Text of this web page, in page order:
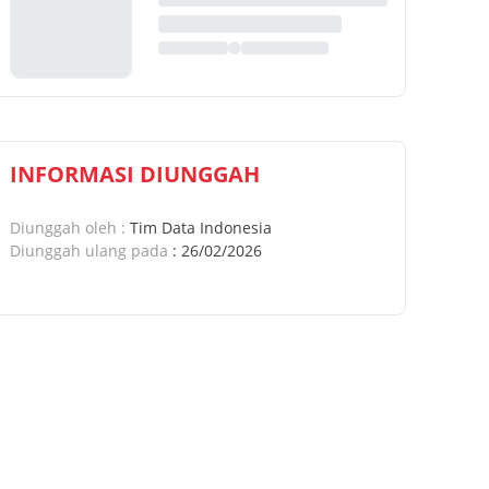
INFORMASI DIUNGGAH
Diunggah oleh : Tim Data Indonesia
Diunggah ulang pada : 26/02/2026